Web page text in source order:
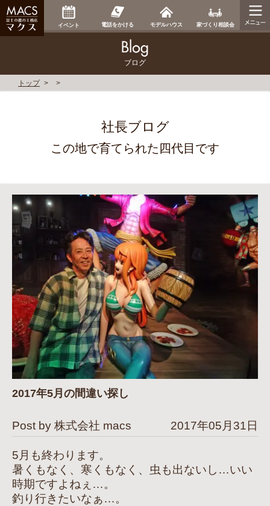
イベント 電話をかける モデルハウス 家づくり相談会
ブログ
トップ
社長ブログ
この地で育てられた四代目です
2017年5月の間違い探し
Post by 株式会社 macs 2017年05月31日
5月も終わります。
暑くもなく、寒くもなく、虫も出ないし…いい
時期ですよねぇ…。
釣り行きたいなぁ…。